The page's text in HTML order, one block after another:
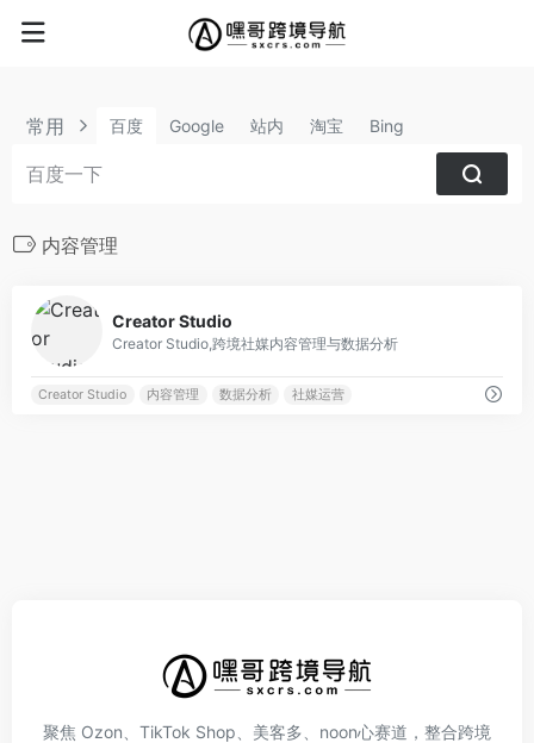
常用 百度 Google 站内 淘宝 Bing
内容管理
Creator Studio
Creator Studio,跨境社媒内容管理与数据分析
Creator Studio 内容管理 数据分析 社媒运营
聚焦 Ozon、TikTok Shop、美客多、noon心赛道，整合跨境